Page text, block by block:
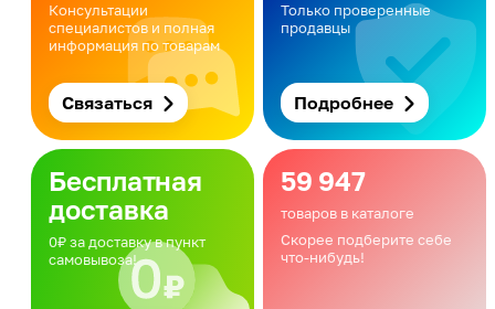
Консультации
специалистов и полная
информация по товарам
Связаться
Только проверенные
продавцы
Подробнее
Бесплатная
доставка
0₽ за доставку в пункт
самовывоза!
59 947
товаров в каталоге
Скорее подберите себе
что-нибудь!